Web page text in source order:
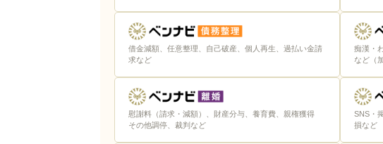
まとめ｜札幌の弁護士に無料相談するときはベンナ
借金減額、任意整理、自己破産、個人再生、過払い金請
求など
痴漢・
など（
慰謝料（請求・減額）、財産分与、養育費、親権獲得
その他調停、裁判など
SNS・
損など